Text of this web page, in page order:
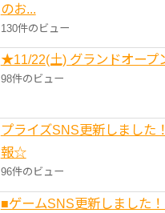
のお...
130件のビュー
★11/22(土) グランドオー
98件のビュー
プライズSNS更新しました
報☆
96件のビュー
■ゲームSNS更新しました